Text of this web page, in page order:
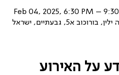
Feb 04, 2025, 6:30 PM –
בורוכוב א5, גבעתיים, ישראל
על האירוע